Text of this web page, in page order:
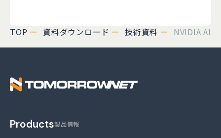
TOP 資料ダウンロード 技術資料 NVIDIA AI
株式会社トゥモロー
Products製品情報